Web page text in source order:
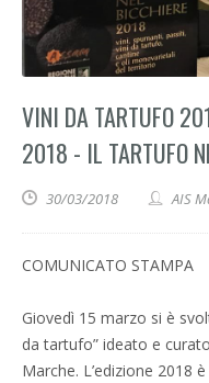
VINI DA TARTUFO
2018 - IL TARTUFO
30/03/2018 AIS
COMUNICATO STAMPA
Giovedì 15 marzo si è
da tartufo” ideato e
Marche. L’edizione 2018